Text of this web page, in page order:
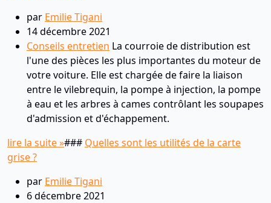
par Emilie Tigani
14 décembre 2021
Conseils entretien La courroie de distribution est
l'une des pièces les plus importantes du moteur de
votre voiture. Elle est chargée de faire la liaison
entre le vilebrequin, la pompe à injection, la pompe
à eau et les arbres à cames contrôlant les soupapes
d'admission et d'échappement.
lire la suite »### Quelles sont les utilités de la carte
grise ?
par Emilie Tigani
6 décembre 2021